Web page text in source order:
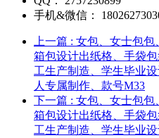
手机&微信：
上一篇 : 女包、女士包
箱包设计出纸格、手袋
工生产制造、学生毕业
人专属制作、款号M33
下一篇 : 女包、女士包
箱包设计出纸格、手袋
工生产制造、学生毕业